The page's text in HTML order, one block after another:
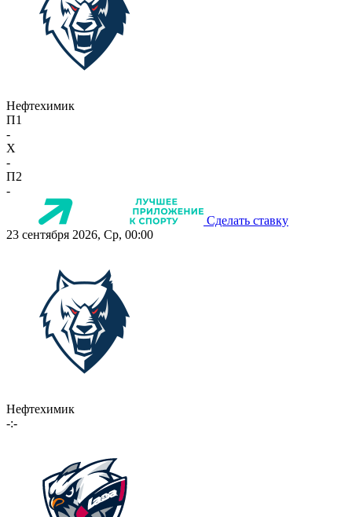
Нефтехимик
П1
-
X
-
П2
-
Сделать ставку
23 сентября 2026, Ср, 00:00
Нефтехимик
-:-